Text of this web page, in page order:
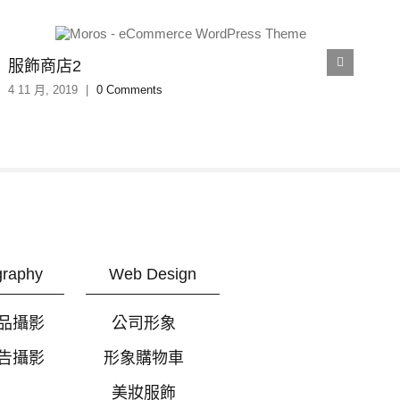
服飾商店2
4 11 月, 2019 0 Comments
攝影
攝影
Web Design
公司形象
形象購物車
美妝服飾